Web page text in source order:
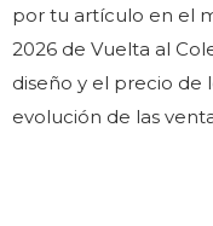
por tu artículo en el
2026 de Vuelta al
diseño y el precio de
evolución de las